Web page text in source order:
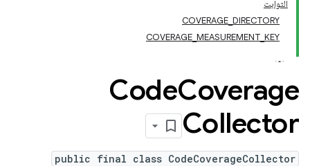
الثوابت
COVERAGE_DIRECTORY
COVERAGE_MEASUREMENT_KEY
CodeCoverage
Collector
public final class CodeCoverageCollector